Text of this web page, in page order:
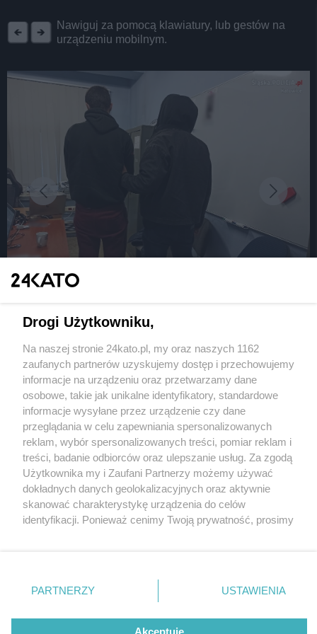
Nawiguj za pomocą klawiatury, lub gestów na
urządzeniu mobilnym.
Napadli mężczyznę w toalecie centrum
handlowego w Katowicach. Grozili nożem, ukradli
portfel
2 / 2
49 685143
Wróć do artykułu:
Napadli mężczyznę w toalecie centrum
Wydawca mediów lokalnych
Nie zapomnij
zapoznać się z:
polityką prywatności regulamin korzystania z portali
Twojemiasto
Piekary Śląskie
Chorzów
Tarnowskie Góry
Gliwice
Skontakuj sięz nami
Kontakt
Wydawca
Redakcja
Drogi Użytkowniku,
Na naszej stronie 24kato.pl, my oraz naszych 1162
zaufanych partnerów uzyskujemy dostęp i przechowujemy
informacje na urządzeniu oraz przetwarzamy dane
osobowe, takie jak unikalne identyfikatory, standardowe
informacje wysyłane przez urządzenie czy dane
przeglądania w celu zapewniania spersonalizowanych
reklam, wybór spersonalizowanych treści, pomiar reklam i
treści, badanie odbiorców oraz ulepszanie usług. Za zgodą
Użytkownika my i Zaufani Partnerzy możemy używać
dokładnych danych geolokalizacyjnych oraz aktywnie
skanować charakterystykę urządzenia do celów
identyfikacji. Ponieważ cenimy Twoją prywatność, prosimy
prywatności znajdujący się w lewym dolnym rogu strony
. Niektóre rodzaje przetwarzania danych nie wymagają
zgody użytkownika, ale masz prawo sprzeciwić się
takiemu przetwarzaniu. Preferencje będą miały
PARTNERZY USTAWIENIA
Akceptuję